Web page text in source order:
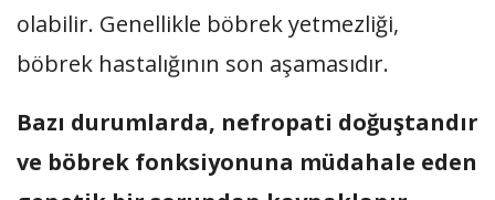
olabilir. Genellikle böbrek yetmezliği,
böbrek hastalığının son aşamasıdır.
Bazı durumlarda, nefropati doğuştandır
ve böbrek fonksiyonuna müdahale eden